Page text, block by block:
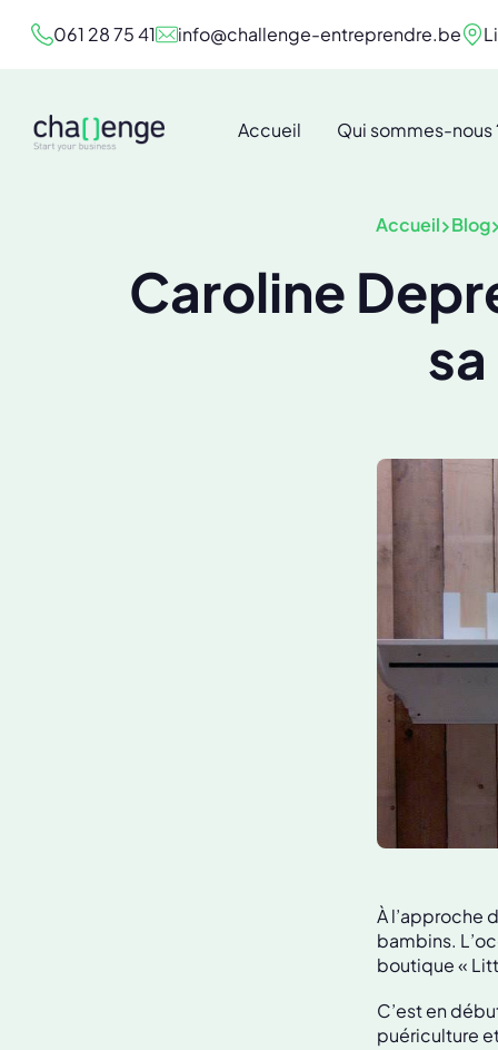
061 28 75 41 info@challenge-entreprendre.be
Accueil Qui sommes-nous
Accueil Blog
Caroline
À l’approche
bambins.
boutique «
C’est en
puériculture